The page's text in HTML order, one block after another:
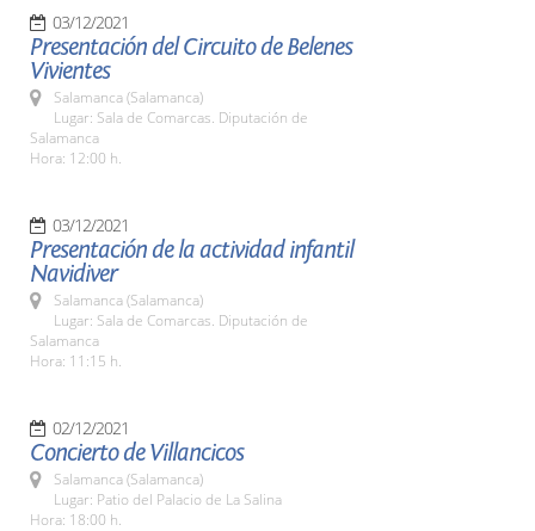
03/12/2021
Presentación del Circuito de Belenes
Vivientes
Salamanca (Salamanca)
Lugar: Sala de Comarcas. Diputación de
Salamanca
Hora: 12:00 h.
03/12/2021
Presentación de la actividad infantil
Navidiver
Salamanca (Salamanca)
Lugar: Sala de Comarcas. Diputación de
Salamanca
Hora: 11:15 h.
02/12/2021
Concierto de Villancicos
Salamanca (Salamanca)
Lugar: Patio del Palacio de La Salina
Hora: 18:00 h.